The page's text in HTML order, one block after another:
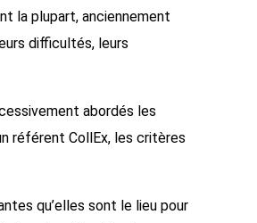
la plupart, anciennement
difficultés, leurs
abordés les
référent CollEx, les critères
qu’elles sont le lieu pour